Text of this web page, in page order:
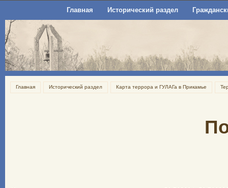
Главная Исторический раздел
Главная Исторический раздел Карта террора и ГУЛАГа в Прикамье